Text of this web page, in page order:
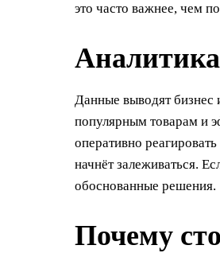
это часто важнее, чем
Данные выводят бизнес
популярным товарам и
оперативно
начнёт залеживаться.
обоснованные решения.
Почему